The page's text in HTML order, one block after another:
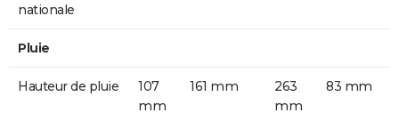
nationale
Pluie
Hauteur de pluie
107
mm
161 mm
263
mm
83 mm